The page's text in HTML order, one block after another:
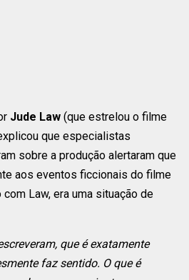
Jude Law (que estrelou o filme
que especialistas
sobre a produção alertaram que
aos eventos ficcionais do filme
Law, era uma situação de
que é exatamente
faz sentido. O que é